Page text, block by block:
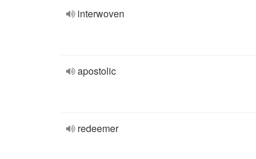
interwoven
apostolic
redeemer